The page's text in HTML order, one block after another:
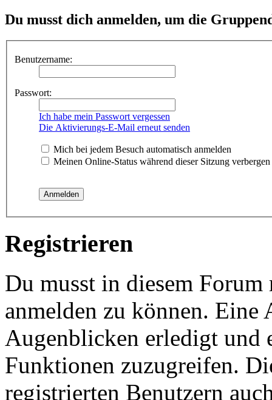
Du musst dich anmelden, um die
Benutzername:
Passwort:
Ich habe mein Passwort vergessen
Die Aktivierungs-E-Mail erneut senden
Mich bei jedem Besuch automatisch anmelden
Meinen Online-Status während dieser Sitzung verbergen
Registrieren
Du musst in diesem
anmelden zu können.
Augenblicken erledigt und
Funktionen zuzugreifen.
registrierten Benutzern